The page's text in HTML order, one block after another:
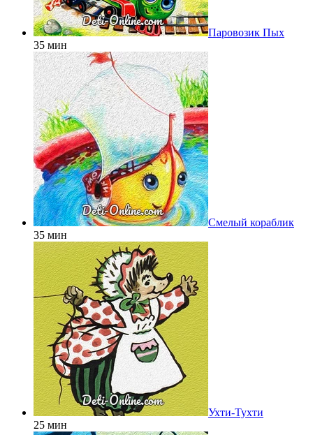
Паровозик Пых
35 мин
Смелый кораблик
35 мин
Ухти-Тухти
25 мин